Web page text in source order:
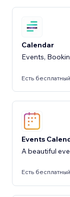
Calendar
Events,
Есть
Events
A beautiful
Есть